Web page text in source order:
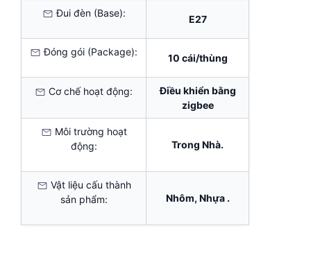
Đui đèn (Base):
E27
Đóng gói (Package):
10 cái/thùng
Cơ chế hoạt động:
Điều khiển bằng
zigbee
Môi trường hoạt
động:
Trong Nhà.
Vật liệu cấu thành
sản phẩm:
Nhôm, Nhựa .